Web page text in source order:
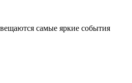
самые яркие события